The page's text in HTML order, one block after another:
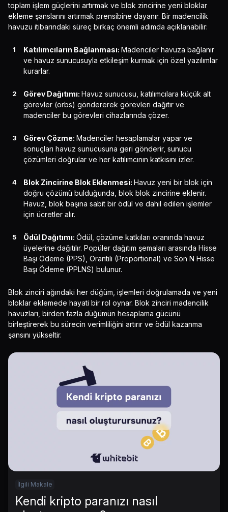
toplam işlem güçlerini artırmak ve blok zincirine yeni bloklar
ekleme şanslarını artırmak prensibine dayanır. Bir madencilik
havuzu itibarındaki süreç birkaç önemli adımda açıklanabilir:
Katılımcıların Bağlanması: Madenciler havuza bağlanır
ve havuz sunucusuyla etkileşim kurmak için özel yazılımlar
kurarlar.
Görev Dağıtımı: Havuz sunucusu, katılımcılara küçük alt
görevler (orbs) göndererek görevleri dağıtır ve
madenciler bu görevleri cihazlarında çözer.
Görev Çözme: Madenciler hesaplamalar yapar ve
sonuçları havuz sunucusuna geri gönderir, sunucu
çözümleri doğrular ve her katılımcının katkısını izler.
Blok Zincirine Blok Eklenmesi: Havuz yeni bir blok için
doğru çözümü bulduğunda, blok blok zincirine eklenir.
Havuz, blok başına sabit bir ödül ve dahil edilen işlemler
için ücretler alır.
Ödül Dağıtımı: Ödül, çözüme katkıları oranında havuz
üyelerine dağıtılır. Popüler dağıtım şemaları arasında Hisse
Başı Ödeme (PPS), Orantılı (Proportional) ve Son N Hisse
Başı Ödeme (PPLNS) bulunur.
Blok zinciri ağındaki her düğüm, işlemleri doğrulamada ve yeni
bloklar eklemede hayati bir rol oynar. Blok zinciri madencilik
havuzları, birden fazla düğümün hesaplama gücünü
birleştirerek bu sürecin verimliliğini artırır ve ödül kazanma
şansını yükseltir.
İlgili Makale
Kendi kripto paranızı nasıl